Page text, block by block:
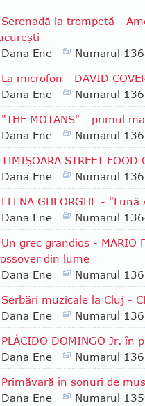
Serenadă la trompetă -
Dana Ene
Numarul
La microfon - DAVID
Dana Ene
Numarul
"THE MOTANS" - primul
Dana Ene
Numarul
TIMIŞOARA STREET FOOD
Dana Ene
Numarul
ELENA GHEORGHE - "Lunâ
Dana Ene
Numarul
Un grec grandios - MARIO
din lume
Dana Ene
Numarul
Serbări muzicale la Cluj -
Dana Ene
Numarul
PLÁCIDO DOMINGO Jr. în
Dana Ene
Numarul
Primăvară în sonuri de
Dana Ene
Numarul